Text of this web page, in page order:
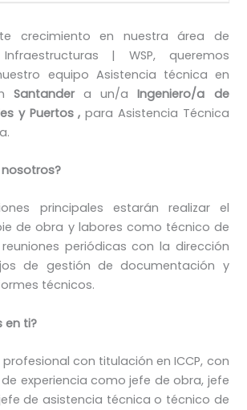
crecimiento en nuestra área de
| WSP, queremos
equipo Asistencia técnica en
Santandera un/aIngeniero/a de
y Puertos ,para Asistencia Técnica
principales estarán realizar el
de obra y labores como técnico de
periódicas con la dirección
de gestión de documentación y
técnicos.
en ti?
con titulación en ICCP, con
experiencia como jefe de obra, jefe
de asistencia técnica o técnico de